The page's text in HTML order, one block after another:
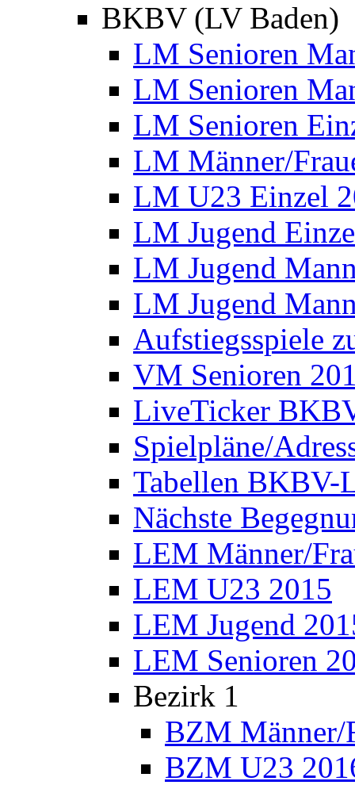
BKBV (LV Baden)
LM Senioren
LM Senioren
LM Senioren
LM Männer/
LM U23 Einzel
LM Jugend
LM Jugend
LM Jugend
Aufstiegsspiele
VM Senioren
LiveTicker
Spielpläne/
Tabellen BKBV-
Nächste
LEM Männer/
LEM U23 2015
LEM Jugend
LEM Senioren
Bezirk 1
BZM Männer/
BZM U23